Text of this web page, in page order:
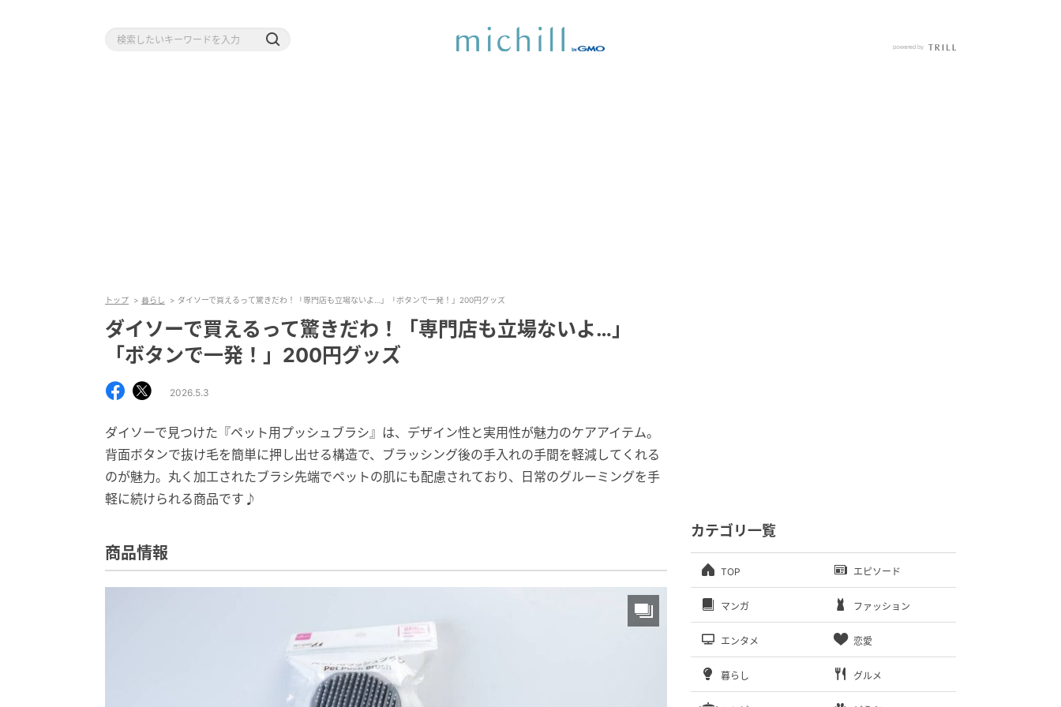
トップ 暮らし ダイソーで買えるって驚きだわ！「専門店も立場ないよ…」「ボタンで一発！」200円グッズ
ダイソーで買えるって驚きだわ！「専門店も立場ないよ…」
「ボタンで一発！」200円グッズ
2026.5.3
ダイソーで見つけた『ペット用プッシュブラシ』は、デザイン性と実用性が魅力のケアアイテム。
背面ボタンで抜け毛を簡単に押し出せる構造で、ブラッシング後の手入れの手間を軽減してくれる
のが魅力。丸く加工されたブラシ先端でペットの肌にも配慮されており、日常のグルーミングを手
軽に続けられる商品です♪
商品情報
カテゴリ一覧
TOP エピソード
マンガ ファッション
エンタメ 恋愛
暮らし グルメ